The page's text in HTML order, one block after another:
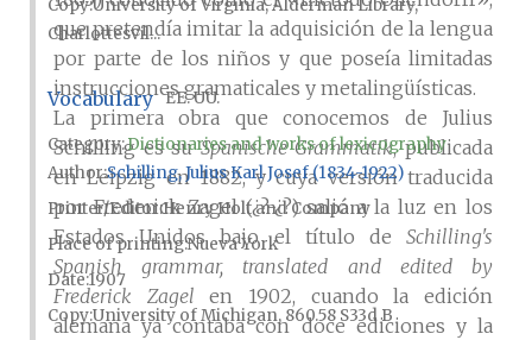
que pretendía imitar la adquisición de la lengua
por parte de los niños y que poseía limitadas
instrucciones gramaticales y metalingüísticas.
La primera obra que conocemos de Julius
Schilling es suSpanische Grammatik, publicada
en Leipzig en 1882, y cuya versión traducida
por Frederick Zagel (¿?-¿?) salió a la luz en los
Estados Unidos bajo el título deSchilling's
Spanish grammar, translated and edited by
Frederick Zagel en 1902, cuando la edición
alemana ya contaba con doce ediciones y la
CopyUniversity of Virginia, Alderman Library,
Charlottesvil...
Vocabulary EE. UU.
Category:Dictionaries and works of lexicography
AuthorSchilling, Julius Karl Josef (1834-1922)
Printer/EditorHenry Holt and Company
Place of printingNueva York
Date1907
CopyUniversity of Michigan, 860.58 S33d B